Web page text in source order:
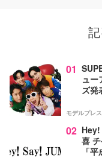
01
ュー
ズ発
モデルプレス
02 Hey!
喜
「